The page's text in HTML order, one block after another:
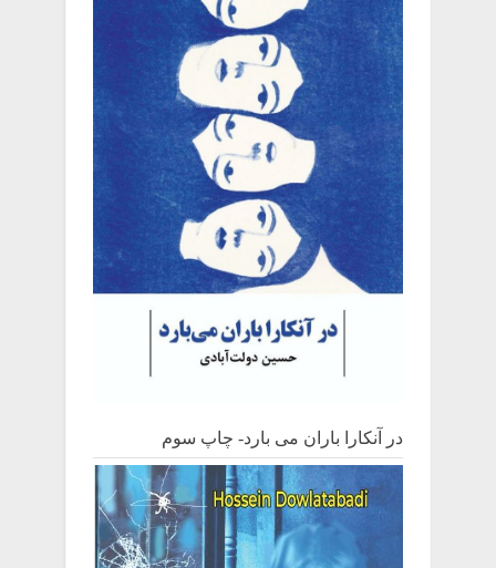
در آنکارا باران می بارد- چاپ سوم